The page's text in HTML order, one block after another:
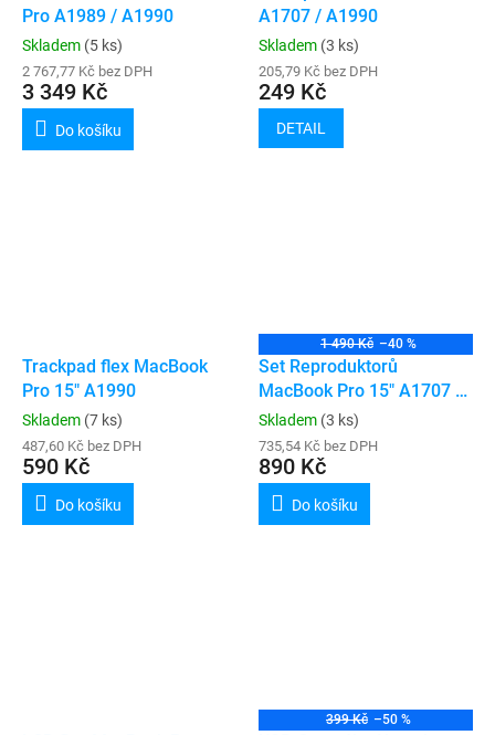
Pro A1989 / A1990
Skladem (5 ks)
2 767,77 Kč bez DPH
3 349 Kč
Do košíku
A1707 / A1990
Skladem (3 ks)
205,79 Kč bez DPH
249 Kč
DETAIL
Trackpad flex MacBook
Pro 15" A1990
Skladem (7 ks)
487,60 Kč bez DPH
590 Kč
Do košíku
1 490 Kč –40 %
Set Reproduktorů
MacBook Pro 15" A1707 /
A1990
Skladem (3 ks)
735,54 Kč bez DPH
890 Kč
Do košíku
399 Kč –50 %